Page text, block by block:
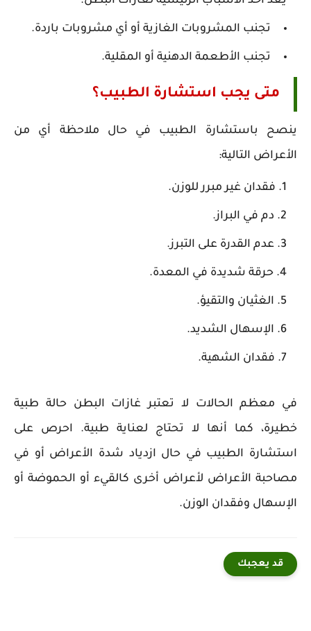
تجنب المشروبات الغازية أو أي مشروبات باردة.
تجنب الأطعمة الدهنية أو المقلية.
متى يجب استشارة الطبيب؟
ينصح باستشارة الطبيب في حال ملاحظة أي من
الأعراض التالية:
فقدان غير مبرر للوزن.
دم في البراز.
عدم القدرة على التبرز.
حرقة شديدة في المعدة.
الغثيان والتقيؤ.
الإسهال الشديد.
فقدان الشهية.
في معظم الحالات لا تعتبر غازات البطن حالة طبية
خطيرة، كما أنها لا تحتاج لعناية طبية. احرص على
استشارة الطبيب في حال ازدياد شدة الأعراض أو في
مصاحبة الأعراض لأعراض أخرى كالقيء أو الحموضة أو
الإسهال وفقدان الوزن.
قد يعجبك